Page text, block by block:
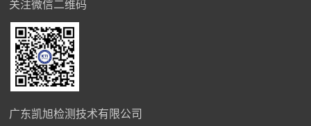
关注微信二维码
广东凯旭检测技术有限公司